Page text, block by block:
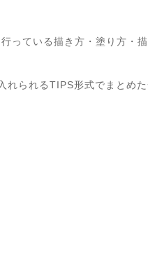
っている描き方・塗り方・
られるTIPS形式でまとめた